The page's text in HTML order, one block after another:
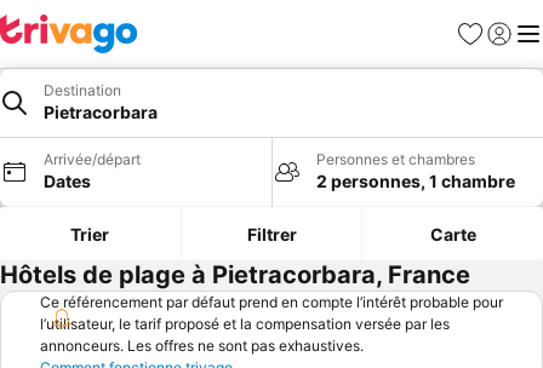
Favoris
Se
Destination
Pietracorbara
Arrivée/départ
Dates
Personnes et chambres
2 personnes, 1 chambre
Trier Filtrer Carte
Hôtels de plage à Pietracorbara, France
Ce référencement par défaut prend en compte l’intérêt probable pour
l’utilisateur, le tarif proposé et la compensation versée par les
annonceurs. Les offres ne sont pas exhaustives.